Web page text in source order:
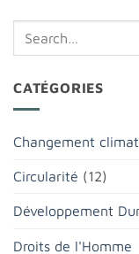
CATÉGORIES
Changement
Circularité (12)
Développement
Droits de l'Homme